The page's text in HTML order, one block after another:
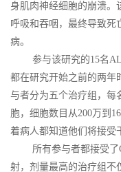
身肌肉神经细胞的崩溃。
呼吸和吞咽，最终导致死
病。
参与该研究的15名
都在研究开始之前的两年
与者分为五个治疗组，每
胞，细胞数目从200万到
着病人都知道他们将接受
所有参与者都接受了
射，剂量最高的治疗组不